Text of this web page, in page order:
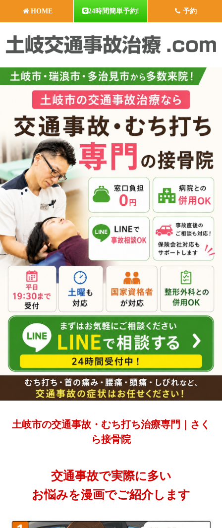
HOME 24時間簡単予約! 予約
土岐市の交通事故・むち打ち治療専門｜さく
ら接骨院
交通事故で実際に多い
お悩みを漫画でご紹介します